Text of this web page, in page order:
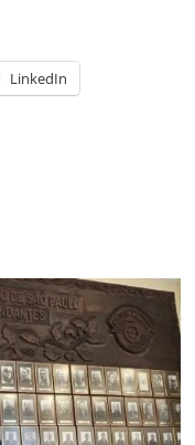
LinkedIn